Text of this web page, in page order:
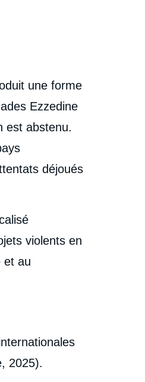
une forme
Ezzedine
est abstenu.
déjoués
violents en
et au
2025).